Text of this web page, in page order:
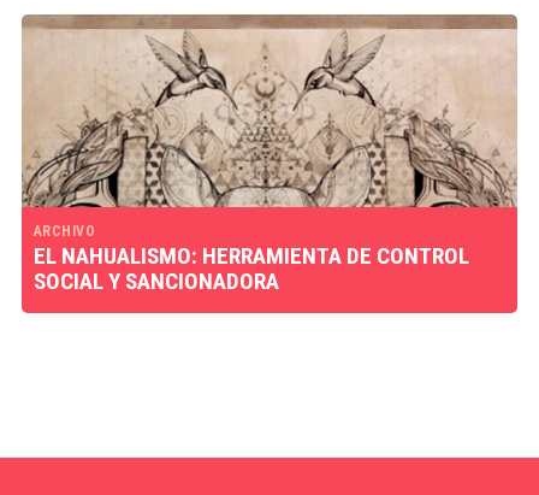
ARCHIVO
EL NAHUALISMO: HERRAMIENTA DE CONTROL
SOCIAL Y SANCIONADORA